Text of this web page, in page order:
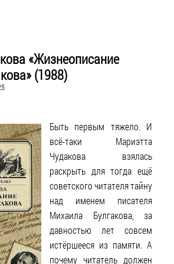
«Жизнеописание
(1988)
Быть первым тяжело. И
всё-таки Мариэтта
Чудакова взялась
раскрыть для тогда ещё
советского читателя тайну
над именем писателя
Михаила Булгакова, за
давностью лет совсем
истёршееся из памяти. А
почему читатель должен
CATEGORIES
VISIT WEBSITE